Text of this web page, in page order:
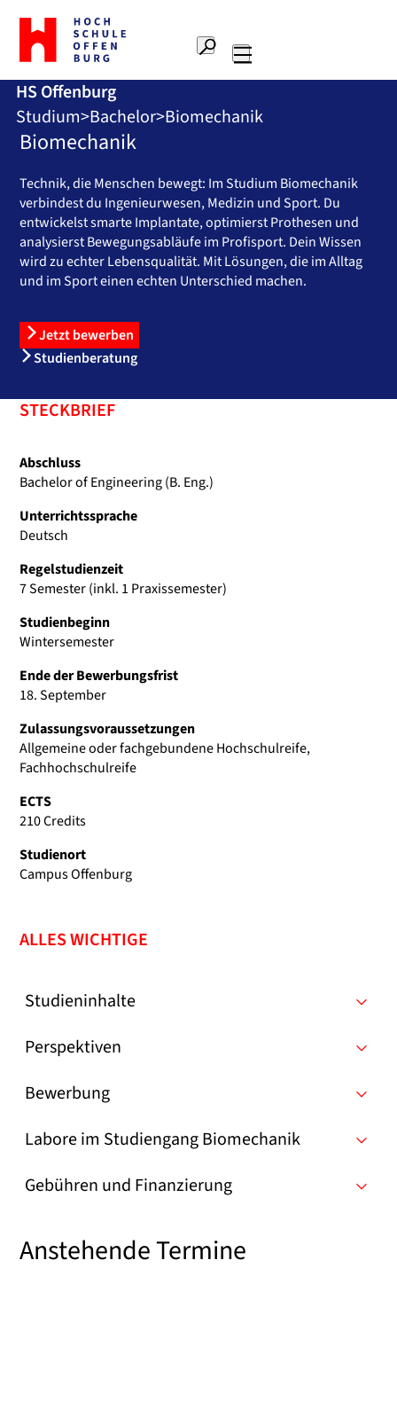
Zur
Startseite
Hochschule
Offenburg
Suche
Hauptnavigation
HS Offenburg
Studium Bachelor Biomechanik
Biomechanik
Technik, die Menschen bewegt: Im Studium Biomechanik
verbindest du Ingenieurwesen, Medizin und Sport. Du
entwickelst smarte Implantate, optimierst Prothesen und
analysierst Bewegungsabläufe im Profisport. Dein Wissen
wird zu echter Lebensqualität. Mit Lösungen, die im Alltag
und im Sport einen echten Unterschied machen.
Jetzt bewerben
Studienberatung
STECKBRIEF
Abschluss
Bachelor of Engineering (B. Eng.)
Unterrichtssprache
Deutsch
Regelstudienzeit
7 Semester (inkl. 1 Praxissemester)
Studienbeginn
Wintersemester
Ende der Bewerbungsfrist
18. September
Zulassungsvoraussetzungen
Allgemeine oder fachgebundene Hochschulreife,
Fachhochschulreife
ECTS
210 Credits
Studienort
Campus Offenburg
ALLES WICHTIGE
Studieninhalte
Perspektiven
Bewerbung
Labore im Studiengang Biomechanik
Gebühren und Finanzierung
Anstehende Termine